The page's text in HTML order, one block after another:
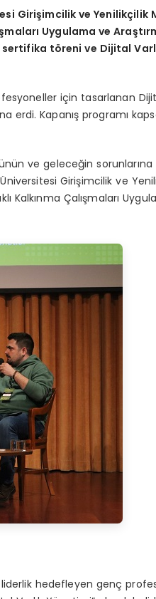
Girişimcilik ve Yenilikçilik
Uygulama ve
sertifika töreni ve Dijital
için tasarlanan
Kapanış programı
ve geleceğin
Girişimcilik ve
Kalkınma Çalışmaları
hedefleyen genç